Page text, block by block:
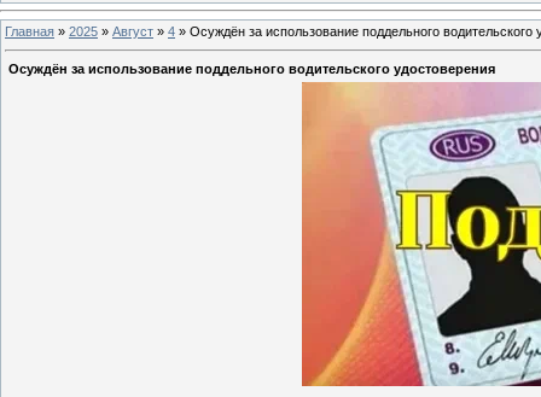
Главная » 2025 » Август » 4 » Осуждён за использование поддельного водительского
Осуждён за использование поддельного водительского удостоверения